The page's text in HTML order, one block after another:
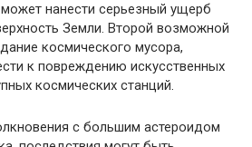
нанести серьезный ущерб
Земли. Второй возможной
космического мусора,
к повреждению искусственных
космических станций.
с большим астероидом